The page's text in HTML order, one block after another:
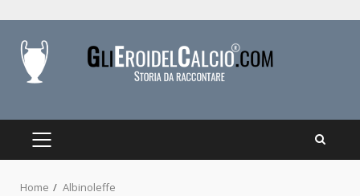
content
PRIMARY
Home Albinoleffe